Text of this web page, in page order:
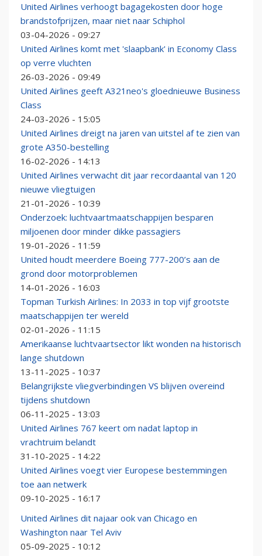
United Airlines verhoogt bagagekosten door hoge
brandstofprijzen, maar niet naar Schiphol
03-04-2026 - 09:27
United Airlines komt met 'slaapbank' in Economy Class
op verre vluchten
26-03-2026 - 09:49
United Airlines geeft A321neo's gloednieuwe Business
Class
24-03-2026 - 15:05
United Airlines dreigt na jaren van uitstel af te zien van
grote A350-bestelling
16-02-2026 - 14:13
United Airlines verwacht dit jaar recordaantal van 120
nieuwe vliegtuigen
21-01-2026 - 10:39
Onderzoek: luchtvaartmaatschappijen besparen
miljoenen door minder dikke passagiers
19-01-2026 - 11:59
United houdt meerdere Boeing 777-200’s aan de
grond door motorproblemen
14-01-2026 - 16:03
Topman Turkish Airlines: In 2033 in top vijf grootste
maatschappijen ter wereld
02-01-2026 - 11:15
Amerikaanse luchtvaartsector likt wonden na historisch
lange shutdown
13-11-2025 - 10:37
Belangrijkste vliegverbindingen VS blijven overeind
tijdens shutdown
06-11-2025 - 13:03
United Airlines 767 keert om nadat laptop in
vrachtruim belandt
31-10-2025 - 14:22
United Airlines voegt vier Europese bestemmingen
toe aan netwerk
09-10-2025 - 16:17
United Airlines dit najaar ook van Chicago en
Washington naar Tel Aviv
05-09-2025 - 10:12